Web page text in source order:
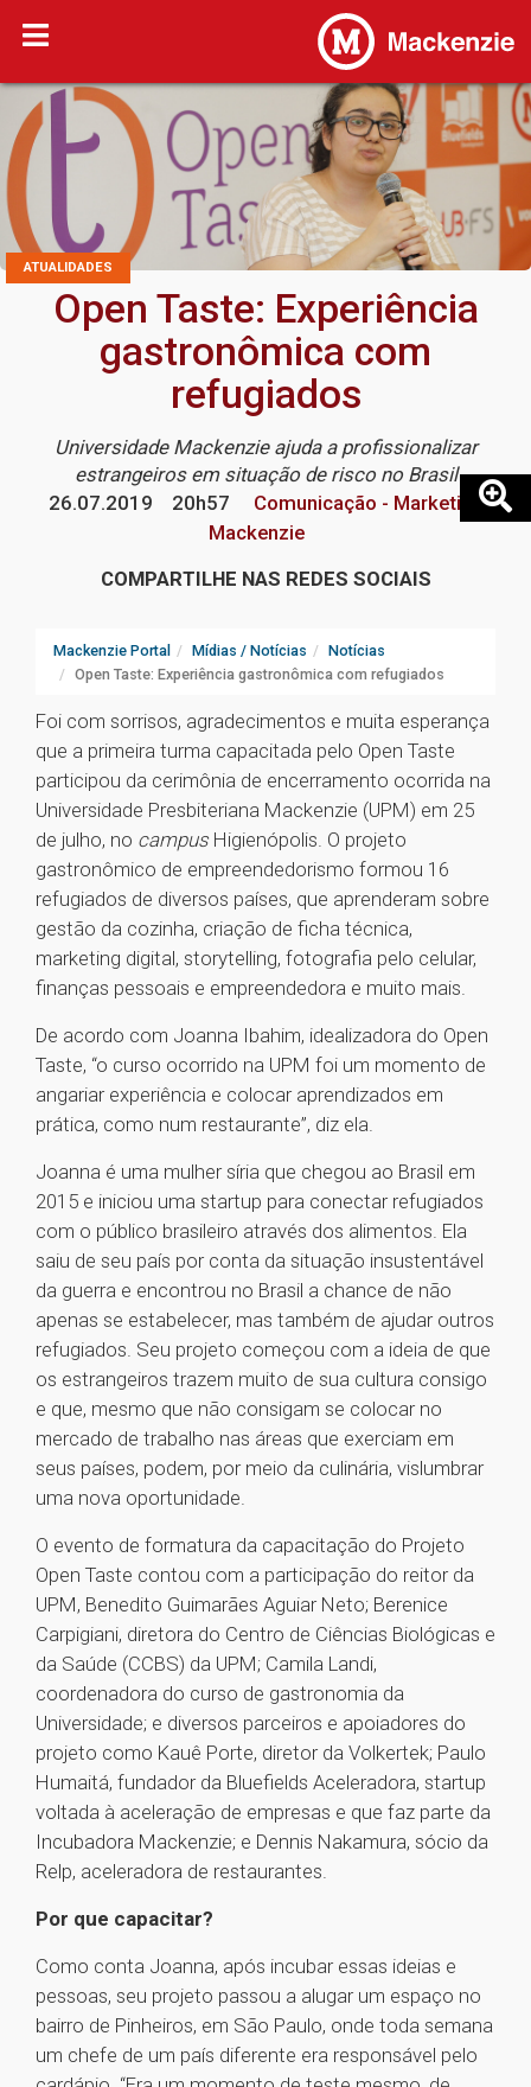
ATUALIDADES
Open Taste: Experiência
gastronômica com
refugiados
Universidade Mackenzie ajuda a profissionalizar
estrangeiros em situação de risco no Brasil
26.07.2019
20h57
Comunicação - Marketing
Mackenzie
COMPARTILHE NAS REDES SOCIAIS
Mackenzie Portal Mídias / Notícias
Notícias
Open Taste: Experiência gastronômica com refugiados
Foi com sorrisos, agradecimentos e muita esperança
que a primeira turma capacitada pelo Open Taste
participou da cerimônia de encerramento ocorrida na
Universidade Presbiteriana Mackenzie (UPM) em 25
de julho, no campus Higienópolis. O projeto
gastronômico de empreendedorismo formou 16
refugiados de diversos países, que aprenderam sobre
gestão da cozinha, criação de ficha técnica,
marketing digital, storytelling, fotografia pelo celular,
finanças pessoais e empreendedora e muito mais.
De acordo com Joanna Ibahim, idealizadora do Open
Taste, “o curso ocorrido na UPM foi um momento de
angariar experiência e colocar aprendizados em
prática, como num restaurante”, diz ela.
Joanna é uma mulher síria que chegou ao Brasil em
2015 e iniciou uma startup para conectar refugiados
com o público brasileiro através dos alimentos. Ela
saiu de seu país por conta da situação insustentável
da guerra e encontrou no Brasil a chance de não
apenas se estabelecer, mas também de ajudar outros
refugiados. Seu projeto começou com a ideia de que
os estrangeiros trazem muito de sua cultura consigo
e que, mesmo que não consigam se colocar no
mercado de trabalho nas áreas que exerciam em
seus países, podem, por meio da culinária, vislumbrar
uma nova oportunidade.
O evento de formatura da capacitação do Projeto
Open Taste contou com a participação do reitor da
UPM, Benedito Guimarães Aguiar Neto; Berenice
Carpigiani, diretora do Centro de Ciências Biológicas e
da Saúde (CCBS) da UPM; Camila Landi,
coordenadora do curso de gastronomia da
Universidade; e diversos parceiros e apoiadores do
projeto como Kauê Porte, diretor da Volkertek; Paulo
Humaitá, fundador da Bluefields Aceleradora, startup
voltada à aceleração de empresas e que faz parte da
Incubadora Mackenzie; e Dennis Nakamura, sócio da
Relp, aceleradora de restaurantes.
Por que capacitar?
Como conta Joanna, após incubar essas ideias e
pessoas, seu projeto passou a alugar um espaço no
bairro de Pinheiros, em São Paulo, onde toda semana
um chefe de um país diferente era responsável pelo